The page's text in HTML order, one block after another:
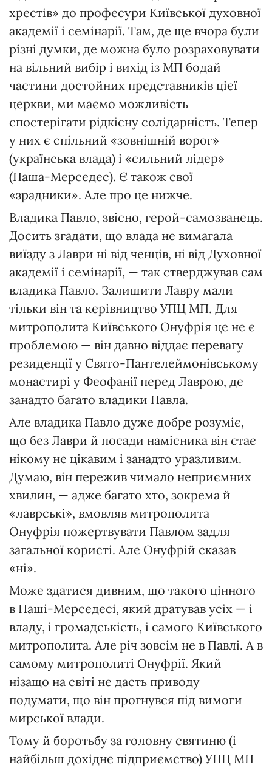
хрестів» до професури Київської духовної
академії і семінарії. Там, де ще вчора були
різні думки, де можна було розраховувати
на вільний вибір і вихід із МП бодай
частини достойних представників цієї
церкви, ми маємо можливість
спостерігати рідкісну солідарність. Тепер
у них є спільний «зовнішній ворог»
(українська влада) і «сильний лідер»
(Паша-Мерседес). Є також свої
«зрадники». Але про це нижче.
Владика Павло, звісно, герой-самозванець.
Досить згадати, що влада не вимагала
виїзду з Лаври ні від ченців, ні від Духовної
академії і семінарії, — так стверджував сам
владика Павло. Залишити Лавру мали
тільки він та керівництво УПЦ МП. Для
митрополита Київського Онуфрія це не є
проблемою — він давно віддає перевагу
резиденції у Свято-Пантелеймонівському
монастирі у Феофанії перед Лаврою, де
занадто багато владики Павла.
Але владика Павло дуже добре розуміє,
що без Лаври й посади намісника він стає
нікому не цікавим і занадто уразливим.
Думаю, він пережив чимало неприємних
хвилин, — адже багато хто, зокрема й
«лаврські», вмовляв митрополита
Онуфрія пожертвувати Павлом задля
загальної користі. Але Онуфрій сказав
«ні».
Може здатися дивним, що такого цінного
в Паші-Мерседесі, який дратував усіх — і
владу, і громадськість, і самого Київського
митрополита. Але річ зовсім не в Павлі. А в
самому митрополиті Онуфрії. Який
нізащо на світі не дасть приводу
подумати, що він прогнувся під вимоги
мирської влади.
Тому й боротьбу за головну святиню (і
найбільш дохідне підприємство) УПЦ МП